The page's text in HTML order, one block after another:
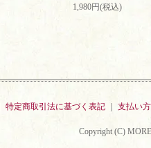
1,980円(税込)
特定商取引法に基づく表記 支払い
Copyright (C)